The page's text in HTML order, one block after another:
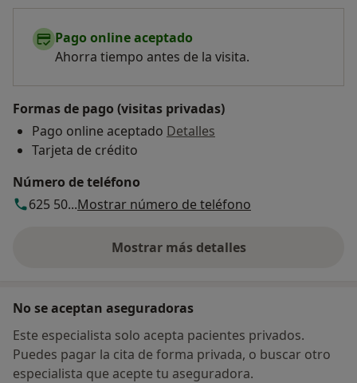
Pago online aceptado
Ahorra tiempo antes de la visita.
Formas de pago (visitas privadas)
Pago online aceptado Detalles
Tarjeta de crédito
Número de teléfono
625 50...Mostrar número de teléfono
Mostrar más detalles
sobre la dirección
No se aceptan aseguradoras
Este especialista solo acepta pacientes privados.
Puedes pagar la cita de forma privada, o buscar otro
especialista que acepte tu aseguradora.